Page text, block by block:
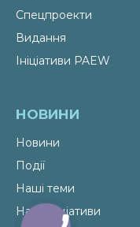
Спецпроекти
Видання
Ініціативи PAEW
НОВИНИ
Новини
Події
Наші теми
Наші ініціативи